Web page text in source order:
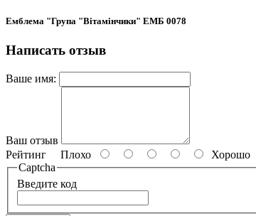
Емблема "Група "Вітамінчики" ЕМБ 0078
Написать отзыв
Ваше имя:
Ваш отзыв
Рейтинг Плохо
Хорошо
Captcha
Введите код